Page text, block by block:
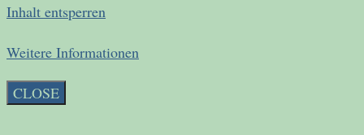
Inhalt entsperren
Weitere Informationen
CLOSE